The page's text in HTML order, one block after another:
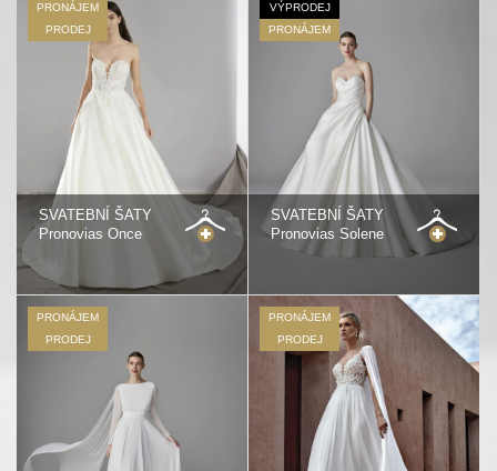
PRONÁJEM
PRODEJ
SVATEBNÍ ŠATY
Pronovias Once
VÝPRODEJ
PRONÁJEM
SVATEBNÍ ŠATY
Pronovias Solene
PRONÁJEM
PRODEJ
PRONÁJEM
PRODEJ